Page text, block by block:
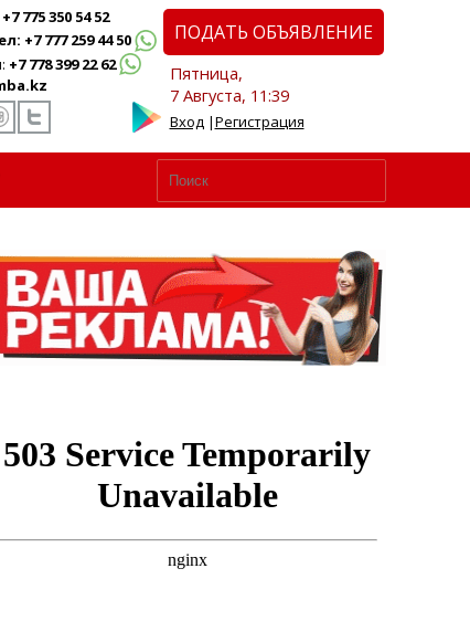
+7 775 350 54 52
+7 777 259 44 50
+7 778 399 22 62
ПОДАТЬ ОБЪЯВЛЕНИЕ
Пятница,
7 Августа, 11:39
Вход|Регистрация